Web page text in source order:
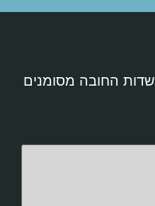
שדות החובה מסומנים